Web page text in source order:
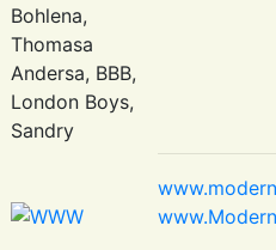
Bohlena,
Thomasa
Andersa, BBB,
London Boys,
Sandry